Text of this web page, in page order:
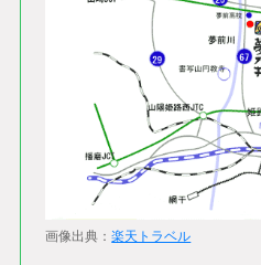
画像出典：楽天トラベル